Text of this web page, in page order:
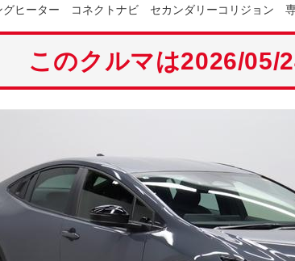
グヒーター コネクトナビ セカンダリーコリジョン 専
このクルマは2026/05/